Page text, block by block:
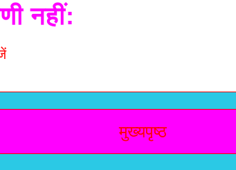
नहीं:
मुख्यपृष्ठ